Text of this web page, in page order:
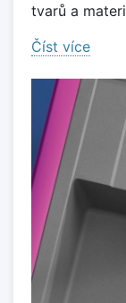
tvarů a
Číst více